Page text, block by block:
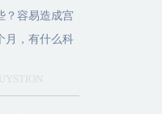
？容易造成宫
月，有什么科